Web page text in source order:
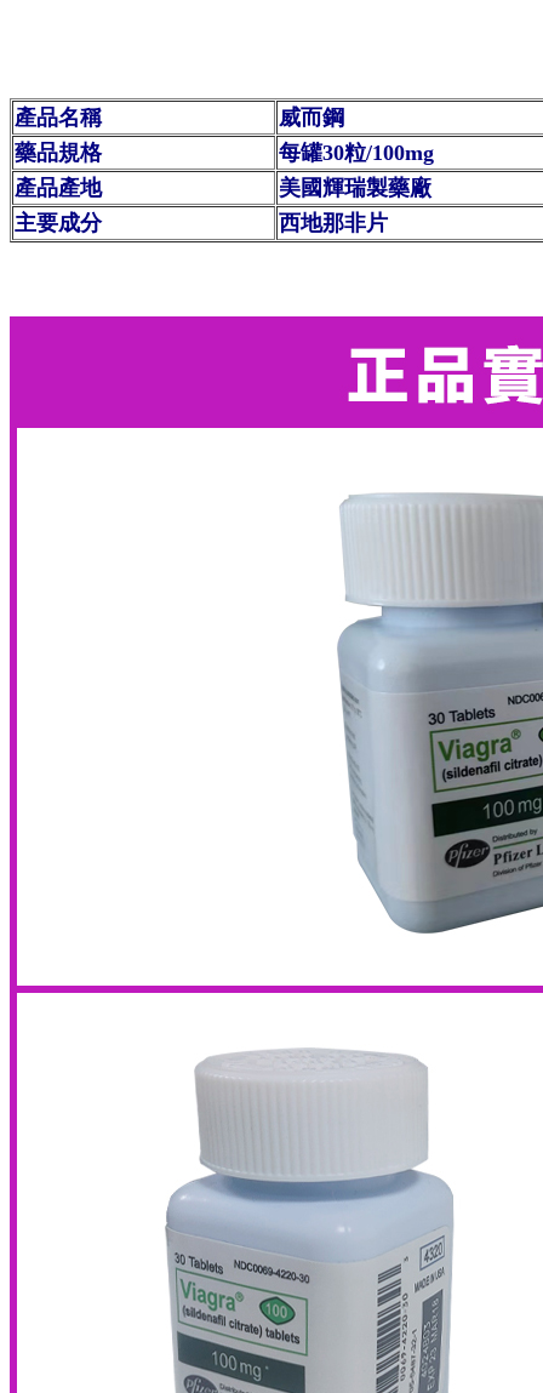
產品名稱
威而鋼
藥品規格
每罐30粒/100mg
產品產地
美國輝瑞製藥廠
主要成分
西地那非片